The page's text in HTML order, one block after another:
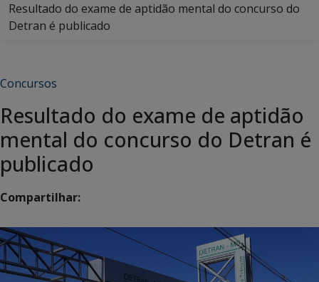
Resultado do exame de aptidão mental do concurso do
Detran é publicado
Concursos
Resultado do exame de aptidão
mental do concurso do Detran é
publicado
Compartilhar: